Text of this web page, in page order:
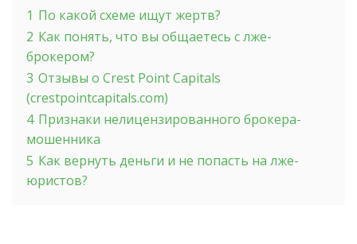
1 По какой схеме ищут жертв?
2 Как понять, что вы общаетесь с лже-
брокером?
3 Отзывы о Crest Point Capitals
(crestpointcapitals.com)
4 Признаки нелицензированного брокера-
мошенника
5 Как вернуть деньги и не попасть на лже-
юристов?